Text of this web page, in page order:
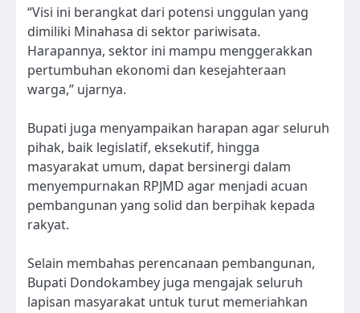
“Visi ini berangkat dari potensi unggulan yang
dimiliki Minahasa di sektor pariwisata.
Harapannya, sektor ini mampu menggerakkan
pertumbuhan ekonomi dan kesejahteraan
warga,” ujarnya.
Bupati juga menyampaikan harapan agar seluruh
pihak, baik legislatif, eksekutif, hingga
masyarakat umum, dapat bersinergi dalam
menyempurnakan RPJMD agar menjadi acuan
pembangunan yang solid dan berpihak kepada
rakyat.
Selain membahas perencanaan pembangunan,
Bupati Dondokambey juga mengajak seluruh
lapisan masyarakat untuk turut memeriahkan